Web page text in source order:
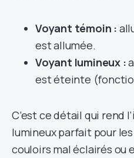
Voyant témoin :
est allumée.
Voyant lumineux :
est éteinte
C’est ce détail qui rend
lumineux parfait pour
couloirs mal éclairés ou